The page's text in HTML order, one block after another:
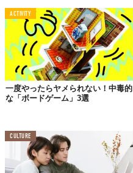
ACTIVITY
一度やったらヤメられない！中毒的
な「ボードゲーム」3選
CULTURE